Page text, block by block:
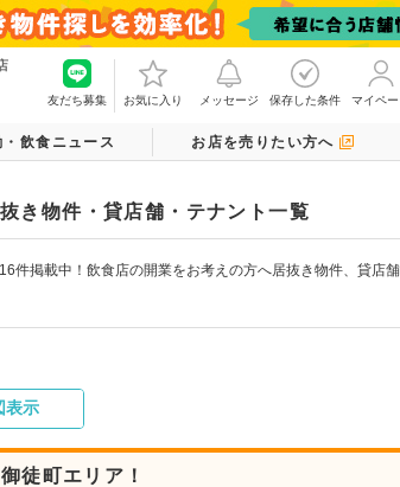
友だち募集 お気に入り メッセージ 保存した条件 マイペー
・飲食ニュース お店を売りたい方へ
き物件・貸店舗・テナント一覧
件掲載中！飲食店の開業をお考えの方へ居抜き物件、貸店
表示
徒町エリア！